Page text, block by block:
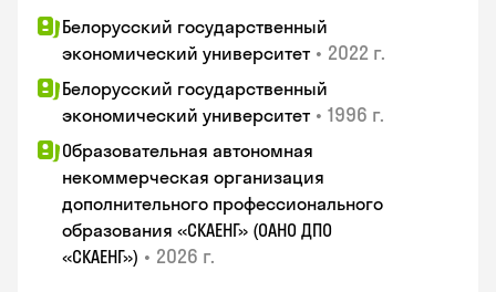
Белорусский государственный
экономический университет • 2022 г.
Белорусский государственный
экономический университет • 1996 г.
Образовательная автономная
некоммерческая организация
дополнительного профессионального
образования «СКАЕНГ» (ОАНО ДПО
«СКАЕНГ») • 2026 г.